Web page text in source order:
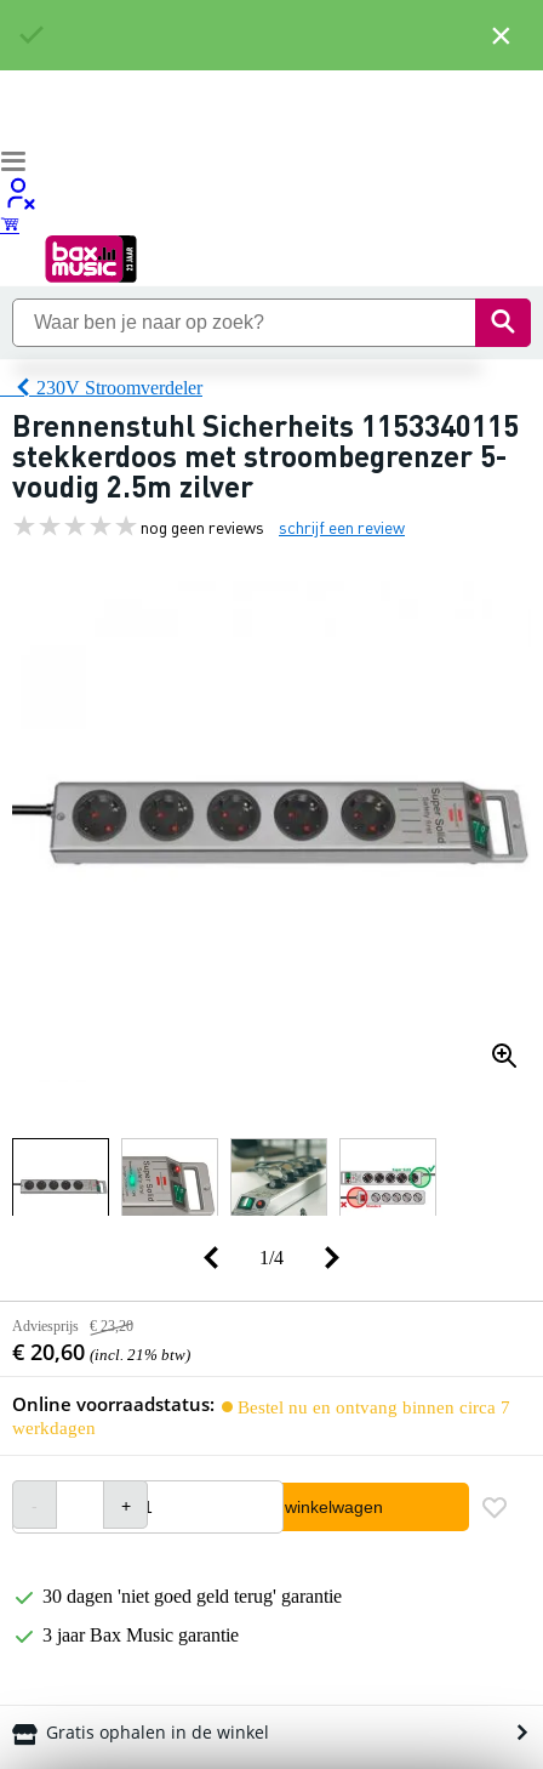
230V Stroomverdeler
Brennenstuhl Sicherheits 1153340115
stekkerdoos met stroombegrenzer 5-
voudig 2.5m zilver
nog geen reviews schrijf een review
1/4
Adviesprijs € 23,20
€ 20,60 (incl. 21% btw)
Online voorraadstatus:
Bestel nu en ontvang binnen circa 7
werkdagen
In winkelwagen
30 dagen 'niet goed geld terug' garantie
3 jaar Bax Music garantie
Gratis ophalen in de winkel
×